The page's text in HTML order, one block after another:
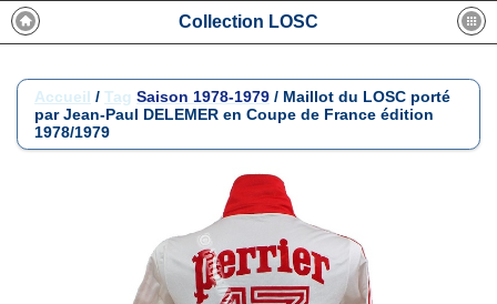
Collection LOSC
Accueil / Tag Saison 1978-1979 / Maillot du LOSC porté
par Jean-Paul DELEMER en Coupe de France édition
1978/1979